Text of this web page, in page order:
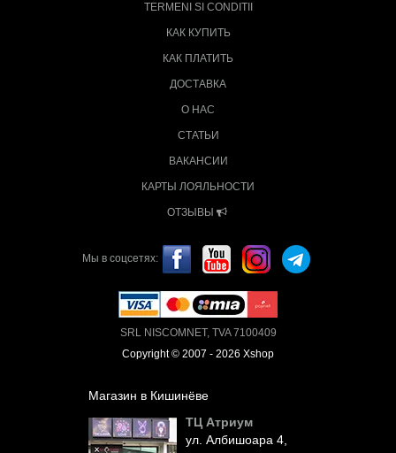
TERMENI SI CONDITII
КАК КУПИТЬ
КАК ПЛАТИТЬ
ДОСТАВКА
О НАС
СТАТЬИ
ВАКАНСИИ
КАРТЫ ЛОЯЛЬНОСТИ
ОТЗЫВЫ
Мы в соцсетях:
SRL NISCOMNET, TVA 7100409
Copyright © 2007 - 2026 Xshop
Магазин в Кишинёве
ТЦ Атриум
ул. Албишоара 4,